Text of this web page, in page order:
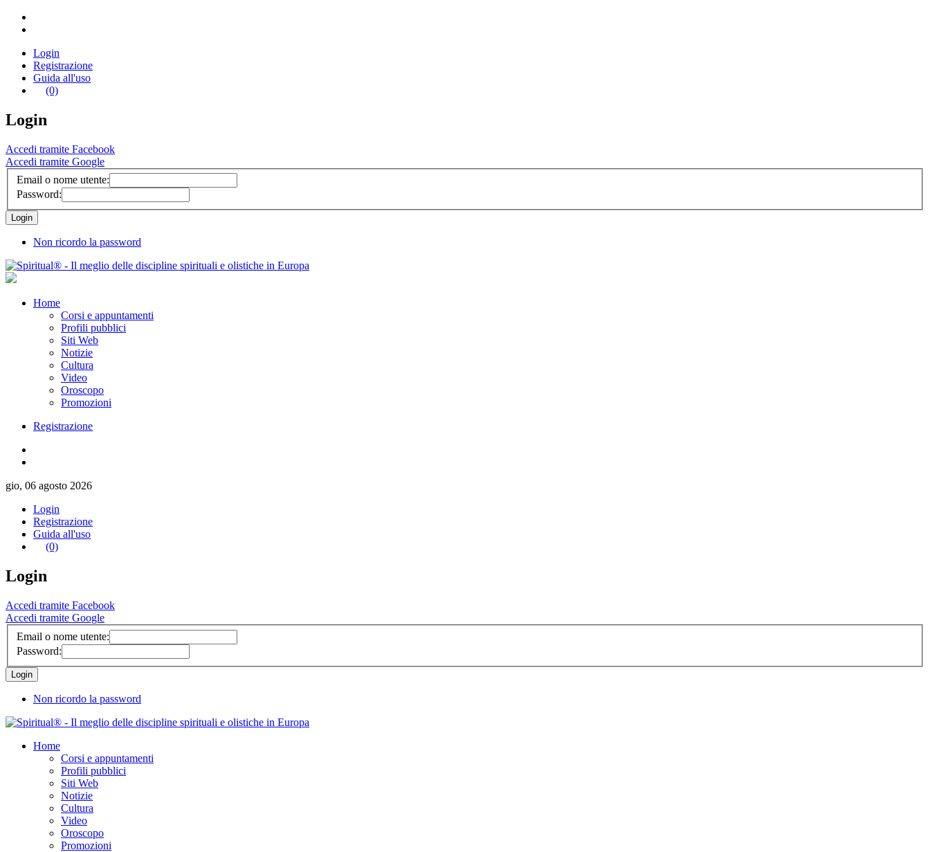
Login
Registrazione
Guida all'uso
(0)
Login
Accedi tramite Facebook
Accedi tramite Google
Email o nome utente:
Password:
Non ricordo la password
Home
Corsi e appuntamenti
Profili pubblici
Siti Web
Notizie
Cultura
Video
Oroscopo
Promozioni
Registrazione
gio, 06 agosto 2026
Login
Registrazione
Guida all'uso
(0)
Login
Accedi tramite Facebook
Accedi tramite Google
Email o nome utente:
Password:
Non ricordo la password
Home
Corsi e appuntamenti
Profili pubblici
Siti Web
Notizie
Cultura
Video
Oroscopo
Promozioni